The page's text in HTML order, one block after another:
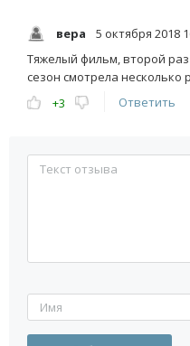
вера
5 октября 2018
Тяжелый фильм, второй
сезон смотрела несколько
+3
Ответить